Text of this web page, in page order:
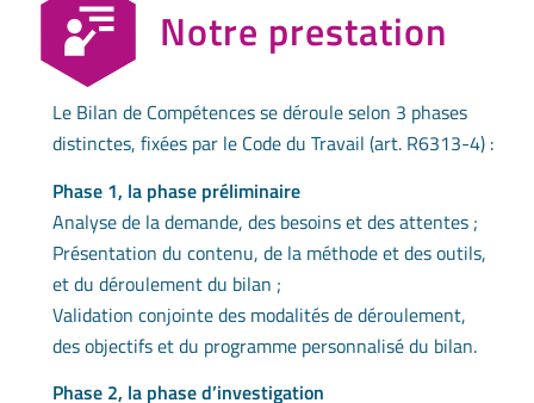
Notre prestation
Le Bilan de Compétences se déroule selon 3 phases
distinctes, fixées par le Code du Travail (art. R6313-4) :
Phase 1, la phase préliminaire
Analyse de la demande, des besoins et des attentes ;
Présentation du contenu, de la méthode et des outils,
et du déroulement du bilan ;
Validation conjointe des modalités de déroulement,
des objectifs et du programme personnalisé du bilan.
Phase 2, la phase d’investigation